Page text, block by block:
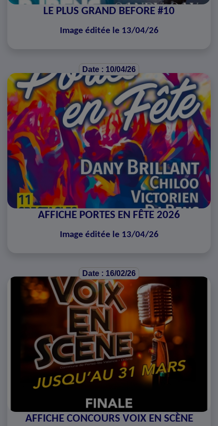
LE PLUS GRAND BEFORE #10
Image éditée le 13/04/26
Date : 10/04/26
AFFICHE PORTES EN FÊTE 2026
Image éditée le 13/04/26
Date : 16/02/26
AFFICHE CONCOURS VOIX EN SCÈNE